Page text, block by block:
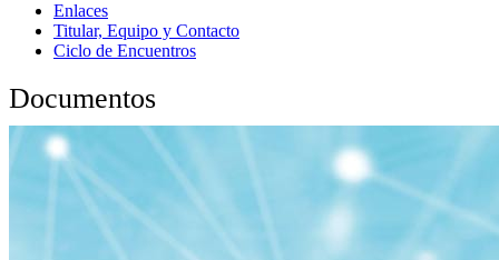
Enlaces
Titular, Equipo y Contacto
Ciclo de Encuentros
Documentos